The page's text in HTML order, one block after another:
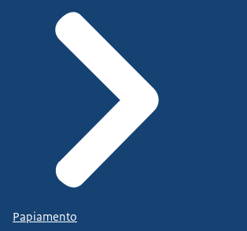
Papiamento